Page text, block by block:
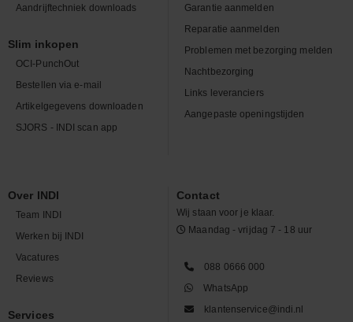
Aandrijftechniek downloads
Slim inkopen
OCI-PunchOut
Bestellen via e-mail
Artikelgegevens downloaden
SJORS - INDI scan app
Garantie aanmelden
Reparatie aanmelden
Problemen met bezorging melden
Nachtbezorging
Links leveranciers
Aangepaste openingstijden
Over INDI
Team INDI
Werken bij INDI
Vacatures
Reviews
Services
Contact
Wij staan voor je klaar.
Maandag - vrijdag 7 - 18 uur
088 0666 000
WhatsApp
klantenservice@indi.nl